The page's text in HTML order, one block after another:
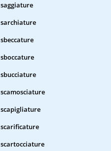
saggiature
sarchiature
sbeccature
sboccature
sbucciature
scamosciature
scapigliature
scarificature
scartocciature